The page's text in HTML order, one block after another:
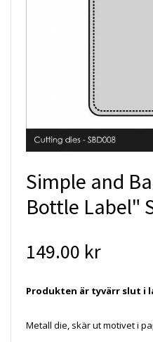
Simple and
Bottle Label"
149.00 kr
Produkten är tyvärr slut i
Metall die, skär ut motivet i